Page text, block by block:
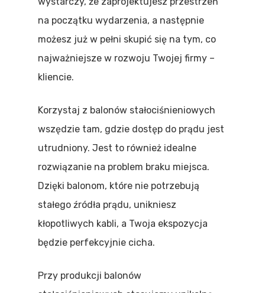
na początku wydarzenia, a następnie
możesz już w pełni skupić się na tym, co
najważniejsze w rozwoju Twojej firmy –
kliencie.
Korzystaj z balonów stałociśnieniowych
wszędzie tam, gdzie dostęp do prądu jest
utrudniony. Jest to również idealne
rozwiązanie na problem braku miejsca.
Dzięki balonom, które nie potrzebują
stałego źródła prądu, unikniesz
kłopotliwych kabli, a Twoja ekspozycja
będzie perfekcyjnie cicha.
Przy produkcji balonów